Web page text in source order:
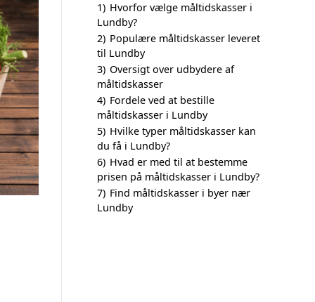
1) Hvorfor vælge måltidskasser i
Lundby?
2) Populære måltidskasser leveret
til Lundby
3) Oversigt over udbydere af
måltidskasser
4) Fordele ved at bestille
måltidskasser i Lundby
5) Hvilke typer måltidskasser kan
du få i Lundby?
6) Hvad er med til at bestemme
prisen på måltidskasser i Lundby?
7) Find måltidskasser i byer nær
Lundby